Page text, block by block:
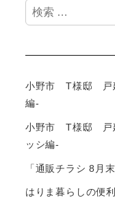
検
索
小野市 T様邸 戸
編-
小野市 T様邸 戸
ッシ編-
「通販チラシ 8月
はりま暮らしの便